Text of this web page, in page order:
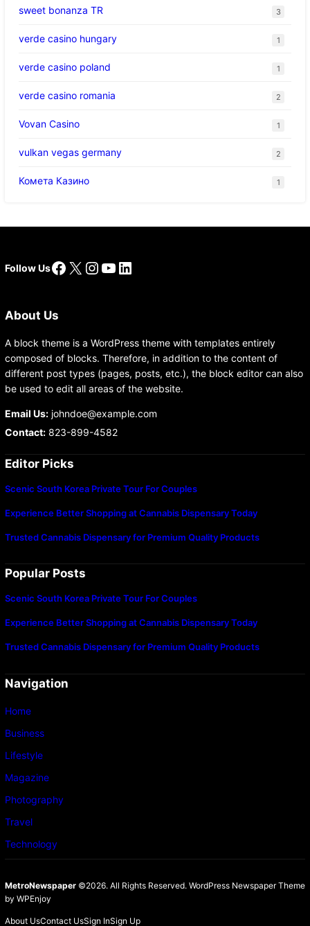
sweet bonanza TR 3
verde casino hungary 1
verde casino poland 1
verde casino romania 2
Vovan Casino 1
vulkan vegas germany 2
Комета Казино 1
Follow UsFacebook
X Instagram
YouTube
LinkedIn
About Us
A block theme is a WordPress theme with templates entirely
composed of blocks. Therefore, in addition to the content of
different post types (pages, posts, etc.), the block editor can also
be used to edit all areas of the website.
Email Us:johndoe@example.com
Contact:823-899-4582
Editor Picks
Scenic South Korea Private Tour For Couples
Experience Better Shopping at Cannabis Dispensary Today
Trusted Cannabis Dispensary for Premium Quality Products
Popular Posts
Scenic South Korea Private Tour For Couples
Experience Better Shopping at Cannabis Dispensary Today
Trusted Cannabis Dispensary for Premium Quality Products
Navigation
Home
Business
Lifestyle
Magazine
Photography
Travel
Technology
MetroNewspaper©2026. All Rights Reserved. WordPress Newspaper Theme
by WPEnjoy
About UsContact UsSign InSign Up